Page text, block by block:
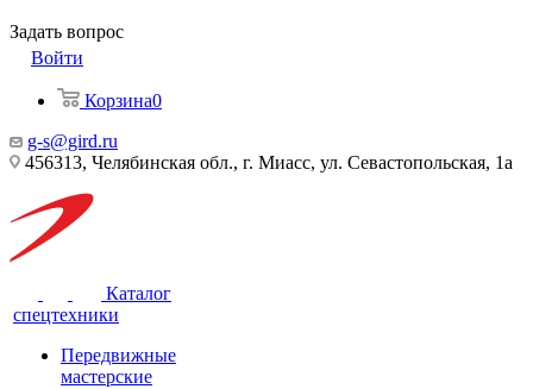
Задать вопрос
Войти
Корзина0
g-s@gird.ru
456313, Челябинская обл., г. Миасс, ул. Севастопольская, 1а
Каталог
спецтехники
Передвижные
мастерские